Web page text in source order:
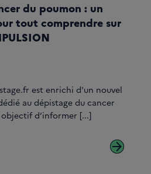
du poumon : un
tout comprendre sur
est enrichi d'un nouvel
au dépistage du cancer
d’informer [...]
arrow_forward